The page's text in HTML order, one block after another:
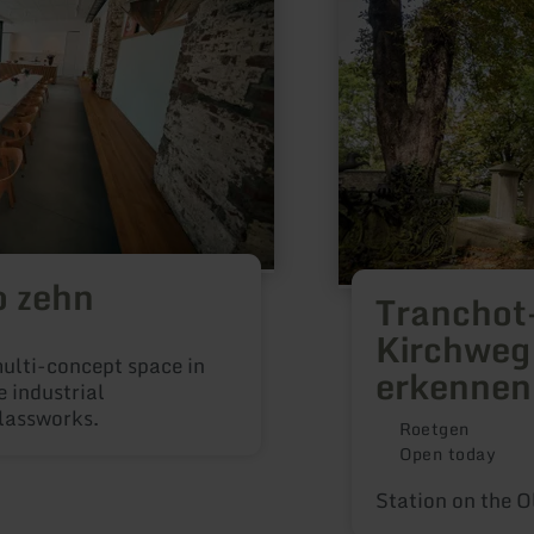
concept space in
industrial
erkennen
Roetgen
Open today
Station on the
Kirchweg
Gelände
erkennen